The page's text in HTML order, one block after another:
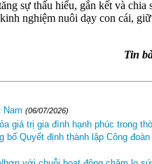
sự thấu hiểu, gắn kết và
nghiệm nuôi dạy con cái,
Tin
Nam (06/07/2026)
giá trị gia đình hạnh phúc trong
bố Quyết định thành lập Công